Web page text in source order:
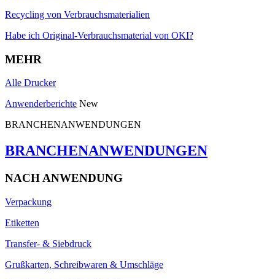
Recycling von Verbrauchsmaterialien
Habe ich Original-Verbrauchsmaterial von OKI?
MEHR
Alle Drucker
Anwenderberichte New
BRANCHENANWENDUNGEN
BRANCHENANWENDUNGEN
NACH ANWENDUNG
Verpackung
Etiketten
Transfer- & Siebdruck
Grußkarten, Schreibwaren & Umschläge